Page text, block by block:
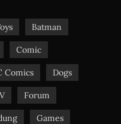
Batman
Comic
Comics Dogs
Forum
Games